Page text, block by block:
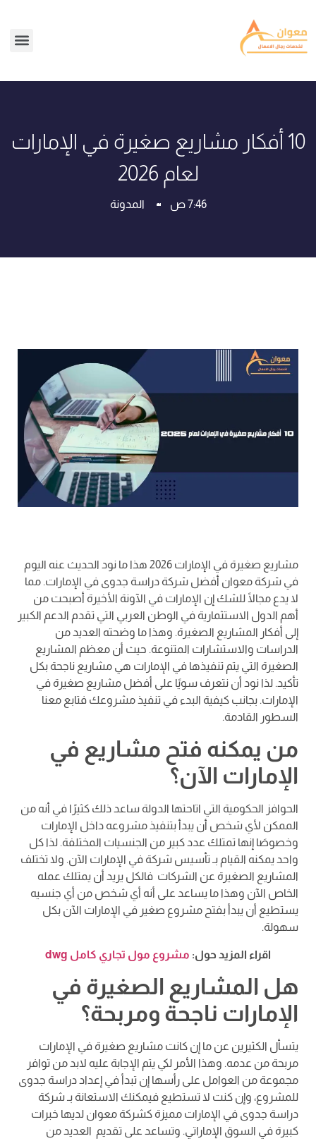
10 أفكار مشاريع صغيرة في الإمارات
لعام 2026
7:46 ص المدونة
مشاريع صغيرة في الإمارات 2026 هذا ما نود الحديث عنه اليوم
في شركة معوان أفضل شركة دراسة جدوى في الإمارات. مما
لا يدع مجالًا للشك إن الإمارات في الآونة الأخيرة أصبحت من
أهم الدول الاستثمارية في الوطن العربي التي تقدم الدعم الكبير
إلى أفكار المشاريع الصغيرة. وهذا ما وضحته العديد من
الدراسات والاستشارات المتنوعة. حيث أن معظم المشاريع
الصغيرة التي يتم تنفيذها في الإمارات هي مشاريع ناجحة بكل
تأكيد. لذا نود أن نتعرف سويًا على أفضل مشاريع صغيرة في
الإمارات. بجانب كيفية البدء في تنفيذ مشروعك فتابع معنا
السطور القادمة.
من يمكنه فتح مشاريع في
الإمارات الآن؟
الحوافز الحكومية التي اتاحتها الدولة ساعد ذلك كثيرًا في أنه من
الممكن لأي شخص أن يبدأ بتنفيذ مشروعه داخل الإمارات
وخصوصَا إنها تمتلك عدد كبير من الجنسيات المختلفة. لذا كل
واحد يمكنه القيام بـ تأسيس شركة في الإمارات الآن. ولا تختلف
المشاريع الصغيرة عن الشركات فالكل يريد أن يمتلك عمله
الخاص الآن وهذا ما يساعد على أنه أي شخص من أي جنسيه
يستطيع أن يبدأ بفتح مشروع صغير في الإمارات الآن بكل
سهولة.
اقراء المزيد حول: مشروع مول تجاري كامل dwg
هل المشاريع الصغيرة في
الإمارات ناجحة ومربحة؟
يتسأل الكثيرين عن ما إن كانت مشاريع صغيرة في الإمارات
مربحة من عدمه. وهذا الأمر لكي يتم الإجابة عليه لابد من توافر
مجموعة من العوامل على رأسها إن تبدأ في إعداد دراسة جدوى
للمشروع، وإن كنت لا تستطيع فيمكنك الاستعانة بـ شركة
دراسة جدوى في الإمارات مميزة كشركة معوان لديها خبرات
كبيرة في السوق الإماراتي. وتساعد على تقديم العديد من